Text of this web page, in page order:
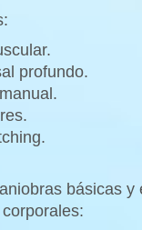
profundo.
básicas y